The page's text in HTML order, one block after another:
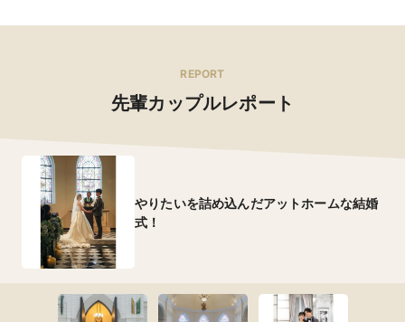
REPORT
先輩カップルレポート
やりたいを詰め込んだアットホームな結婚
式！